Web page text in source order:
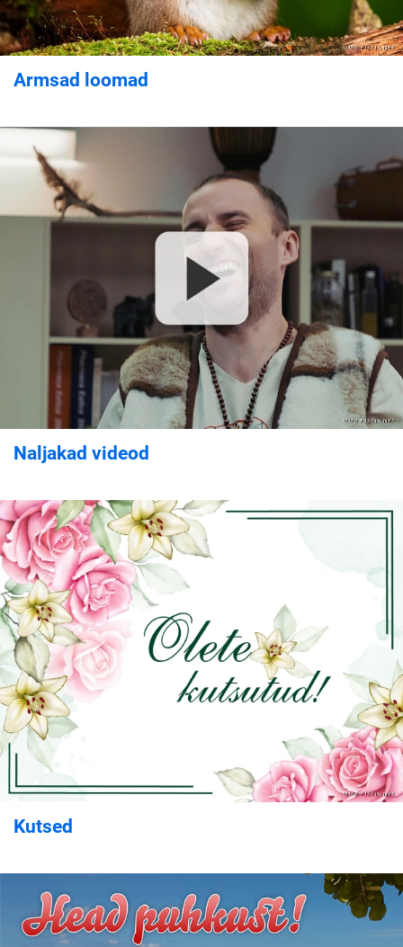
Armsad loomad
Naljakad videod
Kutsed